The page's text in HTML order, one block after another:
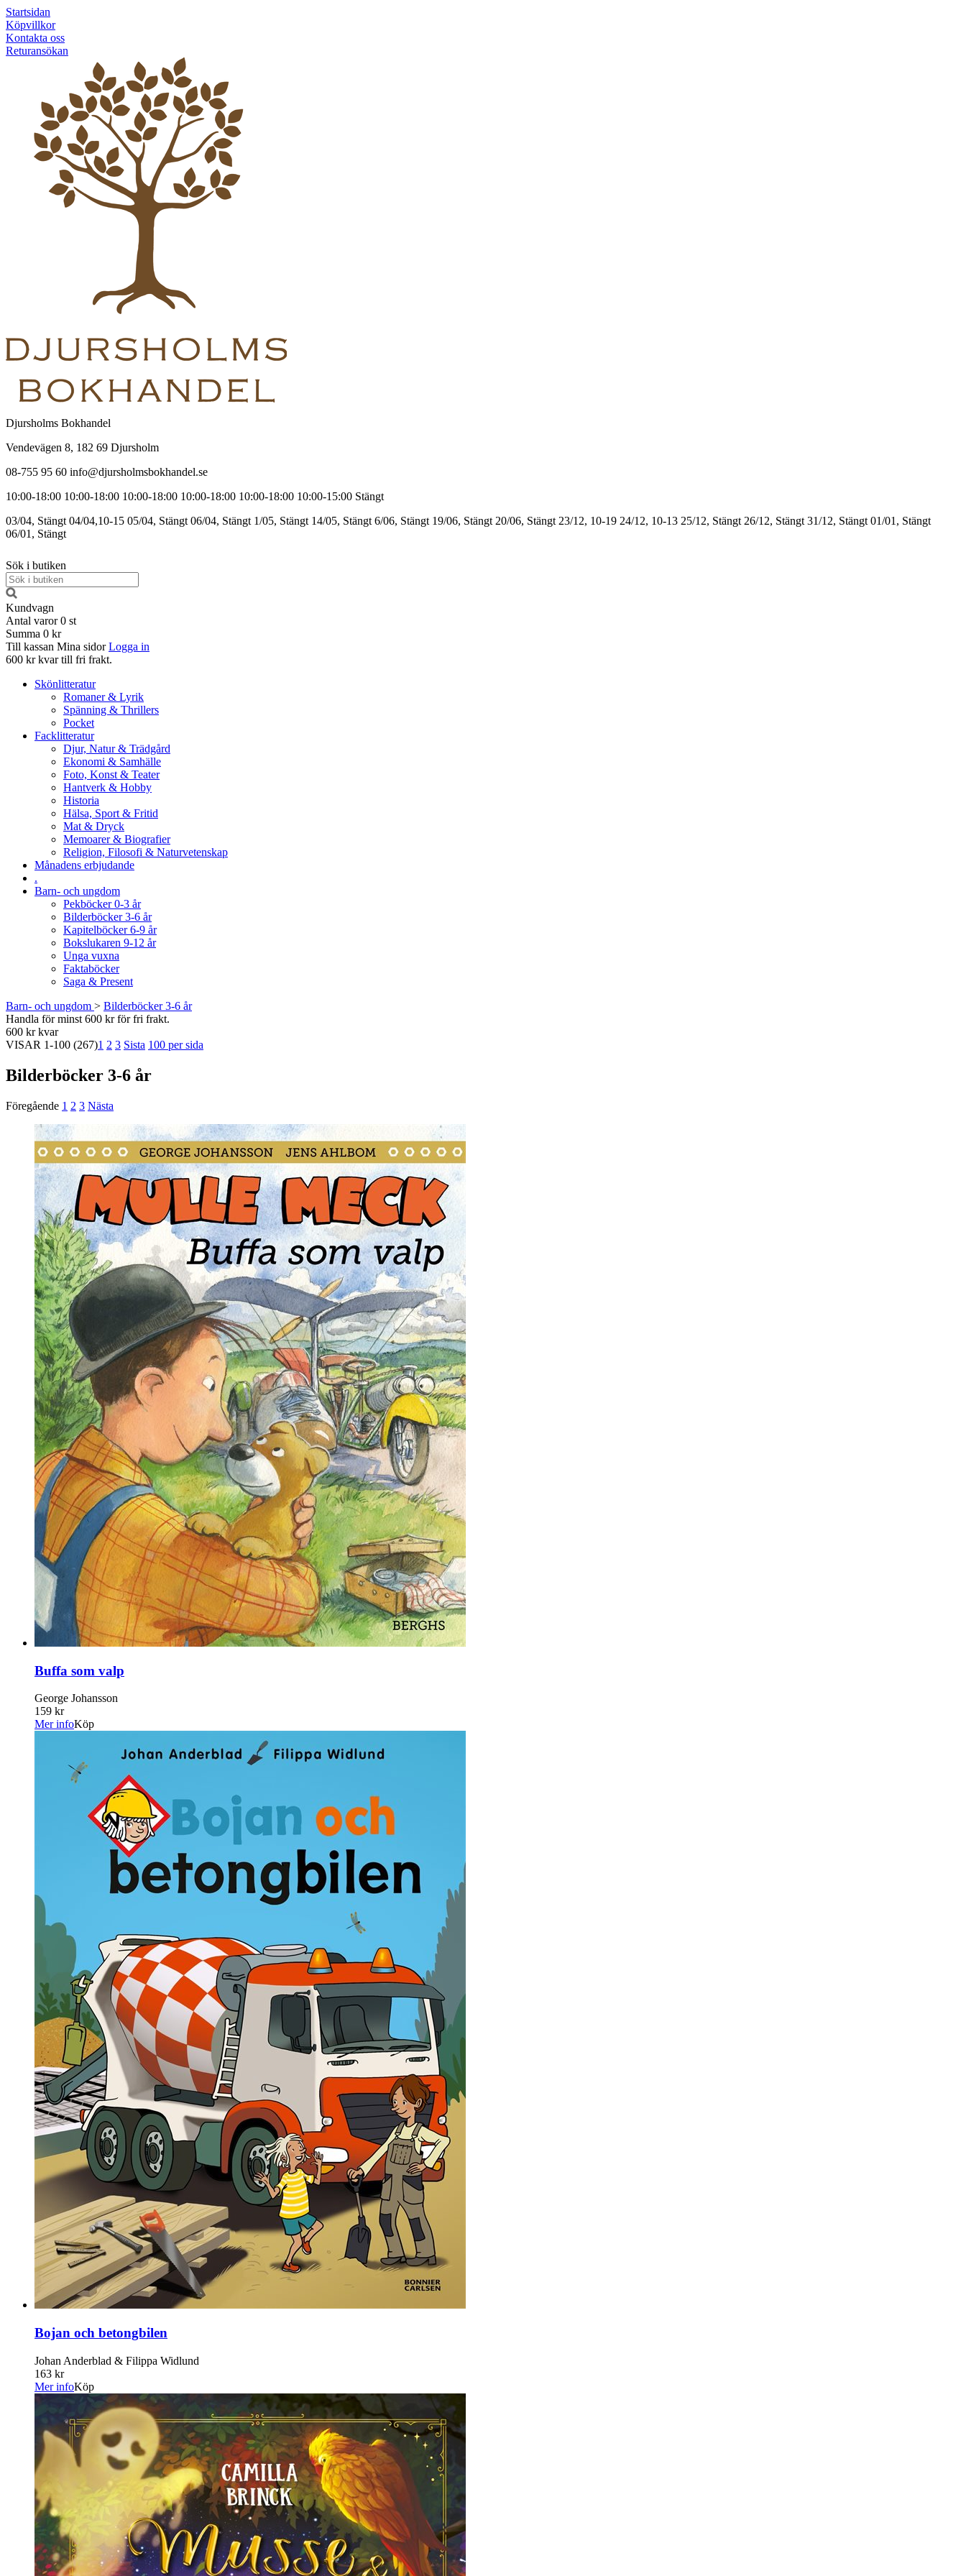
Startsidan
Köpvillkor
Kontakta oss
Returansökan
Djursholms Bokhandel
Vendevägen 8, 182 69 Djursholm
08-755 95 60 info@djursholmsbokhandel.se
10:00-18:00 10:00-18:00 10:00-18:00 10:00-18:00 10:00-18:00 10:00-15:00 Stängt
03/04, Stängt 04/04,10-15 05/04, Stängt 06/04, Stängt 1/05, Stängt 14/05, Stängt 6/06, Stängt 19/06, Stängt 20/06, Stängt 23/12, 10-19 24/12, 10-13 25/12, Stängt 26/12, Stängt 31/12, Stängt 01/01, Stängt
06/01, Stängt
Sök i butiken
Kundvagn
Antal varor 0 st
Summa 0 kr
Till kassan Mina sidor Logga in
600 kr kvar till fri frakt.
Skönlitteratur
Romaner & Lyrik
Spänning & Thrillers
Pocket
Facklitteratur
Djur, Natur & Trädgård
Ekonomi & Samhälle
Foto, Konst & Teater
Hantverk & Hobby
Historia
Hälsa, Sport & Fritid
Mat & Dryck
Memoarer & Biografier
Religion, Filosofi & Naturvetenskap
Månadens erbjudande
.
Barn- och ungdom
Pekböcker 0-3 år
Bilderböcker 3-6 år
Kapitelböcker 6-9 år
Bokslukaren 9-12 år
Unga vuxna
Faktaböcker
Saga & Present
Barn- och ungdom > Bilderböcker 3-6 år
Handla för minst 600 kr för fri frakt.
600 kr kvar
VISAR 1-100 (267)1 2 3 Sista 100 per sida
Bilderböcker 3-6 år
Föregående 1 2 3 Nästa
Buffa som valp
George Johansson
159 kr
Mer infoKöp
Bojan och betongbilen
Johan Anderblad & Filippa Widlund
163 kr
Mer infoKöp